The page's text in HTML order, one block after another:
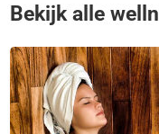
Bekijk alle